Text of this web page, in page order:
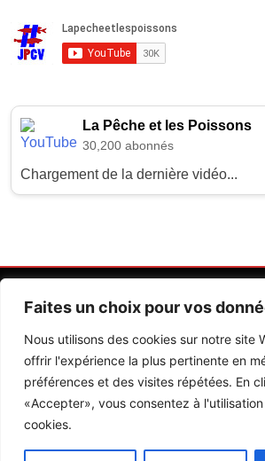
Faites un choix pour vos
Nous utilisons des cookies sur notre site
offrir l'expérience la plus pertinente en
préférences et des visites répétées. En
«Accepter», vous consentez à
cookies.
La Pêche et les Poissons
30,200 abonnés
Chargement de la dernière vidéo...
Contactez Nos Rédactions